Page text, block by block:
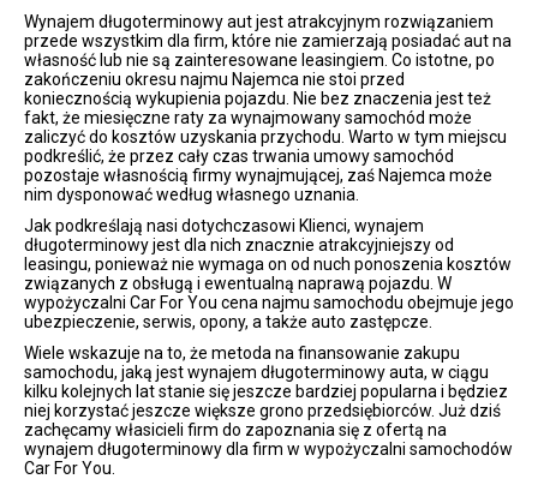
Wynajem długoterminowy aut jest atrakcyjnym rozwiązaniem
przede wszystkim dla firm, które nie zamierzają posiadać aut na
własność lub nie są zainteresowane leasingiem. Co istotne, po
zakończeniu okresu najmu Najemca nie stoi przed
koniecznością wykupienia pojazdu. Nie bez znaczenia jest też
fakt, że miesięczne raty za wynajmowany samochód może
zaliczyć do kosztów uzyskania przychodu. Warto w tym miejscu
podkreślić, że przez cały czas trwania umowy samochód
pozostaje własnością firmy wynajmującej, zaś Najemca może
nim dysponować według własnego uznania.
Jak podkreślają nasi dotychczasowi Klienci, wynajem
długoterminowy jest dla nich znacznie atrakcyjniejszy od
leasingu, ponieważ nie wymaga on od nuch ponoszenia kosztów
związanych z obsługą i ewentualną naprawą pojazdu. W
wypożyczalni Car For You cena najmu samochodu obejmuje jego
ubezpieczenie, serwis, opony, a także auto zastępcze.
Wiele wskazuje na to, że metoda na finansowanie zakupu
samochodu, jaką jest wynajem długoterminowy auta, w ciągu
kilku kolejnych lat stanie się jeszcze bardziej popularna i będziez
niej korzystać jeszcze większe grono przedsiębiorców. Już dziś
zachęcamy własicieli firm do zapoznania się z ofertą na
wynajem długoterminowy dla firm w wypożyczalni samochodów
Car For You.